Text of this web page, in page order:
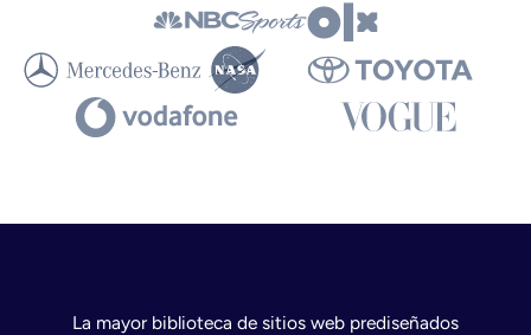
La mayor biblioteca de sitios web prediseñados